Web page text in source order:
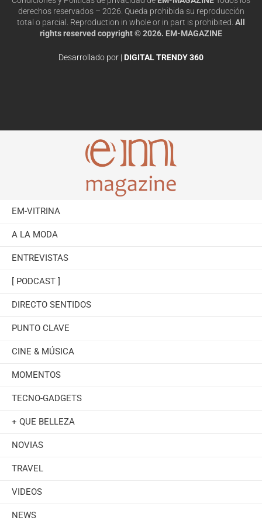
derechos reservados – 2026. Queda prohibida su reproducción
total o parcial. Reproduction in whole or in part is prohibited. All
rights reserved copyright © 2026. EM-MAGAZINE
Desarrollado por | DIGITAL TRENDY 360
EM-VITRINA
A LA MODA
ENTREVISTAS
[ PODCAST ]
DIRECTO SENTIDOS
PUNTO CLAVE
CINE & MÚSICA
MOMENTOS
TECNO-GADGETS
+ QUE BELLEZA
NOVIAS
TRAVEL
VIDEOS
NEWS